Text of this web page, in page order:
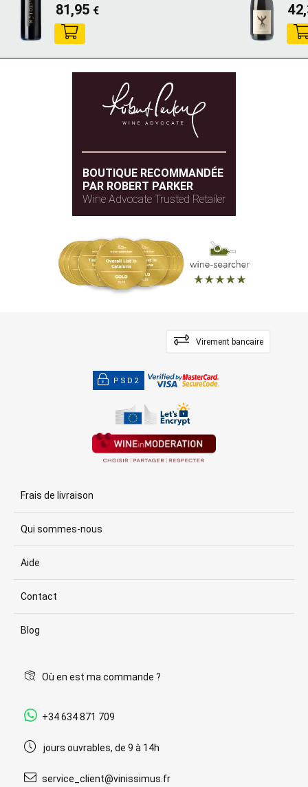
81,95 €
BOUTIQUE RECOMMANDÉE
PAR ROBERT PARKER
Wine Advocate Trusted Retailer
Virement bancaire
PSD2
Frais de livraison
Qui sommes-nous
Aide
Contact
Blog
Où en est ma commande ?
+34 634 871 709
jours ouvrables, de 9 à 14h
service_client@vinissimus.fr